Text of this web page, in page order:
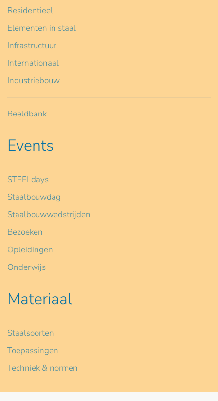
Residentieel
Elementen in staal
Infrastructuur
Internationaal
Industriebouw
Beeldbank
Events
STEELdays
Staalbouwdag
Staalbouwwedstrijden
Bezoeken
Opleidingen
Onderwijs
Materiaal
Staalsoorten
Toepassingen
Techniek & normen